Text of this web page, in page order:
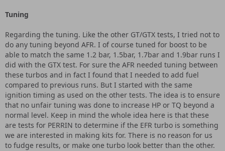
Tuning
Regarding the tuning. Like the other GT/GTX tests, I tried not to
do any tuning beyond AFR. I of course tuned for boost to be
able to match the same 1.2 bar, 1.5bar, 1.7bar and 1.9bar runs I
did with the GTX test. For sure the AFR needed tuning between
these turbos and in fact I found that I needed to add fuel
compared to previous runs. But I started with the same
ignition timing as used on the other tests. The idea is to ensure
that no unfair tuning was done to increase HP or TQ beyond a
normal level. Keep in mind the whole idea here is that these
are tests for PERRIN to determine if the EFR turbo is something
we are interested in making kits for. There is no reason for us
to fudge results, or make one turbo look better than the other.